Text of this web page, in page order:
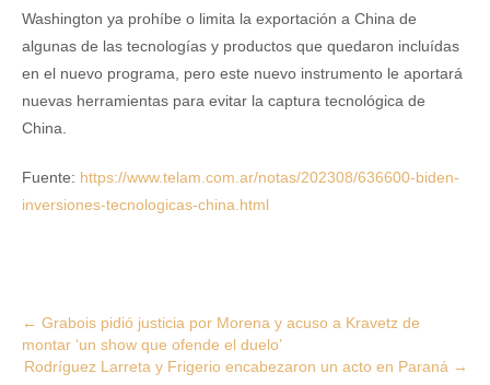
Washington ya prohíbe o limita la exportación a China de
algunas de las tecnologías y productos que quedaron incluídas
en el nuevo programa, pero este nuevo instrumento le aportará
nuevas herramientas para evitar la captura tecnológica de
China.
Fuente: https://www.telam.com.ar/notas/202308/636600-biden-
inversiones-tecnologicas-china.html
Post
navigation
← Grabois pidió justicia por Morena y acuso a Kravetz de
montar ‘un show que ofende el duelo’
Rodríguez Larreta y Frigerio encabezaron un acto en Paraná →